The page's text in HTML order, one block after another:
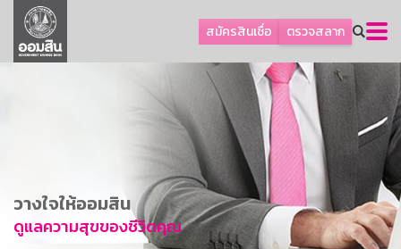
สมัครสินเชื่อ ตรวจสลาก
ลูกค้าธุรกิจ
ลูกค้าผู้ประกอบรายย่อย
การพัฒนาที่ยั่งยืน
ข่าวสาร
บริการทางการเงิน
วางใจให้ออมสิน
ดูแลความสุขของชีวิตคุณ